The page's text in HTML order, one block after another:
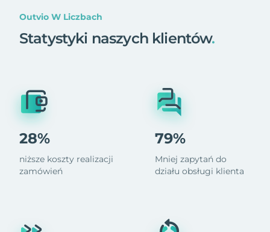
Outvio W Liczbach
Statystyki naszych klientów.
28%
niższe koszty realizacji
zamówień
79%
Mniej zapytań do
działu obsługi klienta